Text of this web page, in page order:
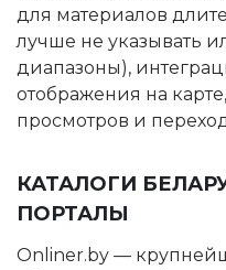
для материалов
лучше не указывать
диапазоны),
отображения на
просмотров и
КАТАЛОГИ
ПОРТАЛЫ
Onliner.by —